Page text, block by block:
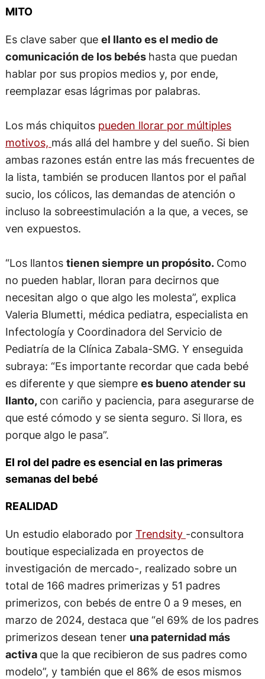
MITO
Es clave saber que el llanto es el medio de
comunicación de los bebés hasta que puedan
hablar por sus propios medios y, por ende,
reemplazar esas lágrimas por palabras.
Los más chiquitos pueden llorar por múltiples
motivos, más allá del hambre y del sueño. Si bien
ambas razones están entre las más frecuentes de
la lista, también se producen llantos por el pañal
sucio, los cólicos, las demandas de atención o
incluso la sobreestimulación a la que, a veces, se
ven expuestos.
“Los llantos tienen siempre un propósito. Como
no pueden hablar, lloran para decirnos que
necesitan algo o que algo les molesta”, explica
Valeria Blumetti, médica pediatra, especialista en
Infectología y Coordinadora del Servicio de
Pediatría de la Clínica Zabala-SMG. Y enseguida
subraya: “Es importante recordar que cada bebé
es diferente y que siempre es bueno atender su
llanto, con cariño y paciencia, para asegurarse de
que esté cómodo y se sienta seguro. Si llora, es
porque algo le pasa”.
El rol del padre es esencial en las primeras
semanas del bebé
REALIDAD
Un estudio elaborado por Trendsity -consultora
boutique especializada en proyectos de
investigación de mercado-, realizado sobre un
total de 166 madres primerizas y 51 padres
primerizos, con bebés de entre 0 a 9 meses, en
marzo de 2024, destaca que “el 69% de los padres
primerizos desean tener una paternidad más
activa que la que recibieron de sus padres como
modelo”, y también que el 86% de esos mismos